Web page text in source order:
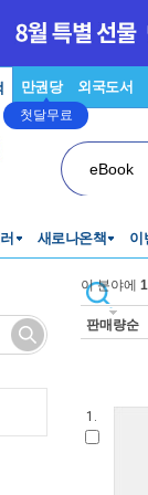
만권당
첫달무료
외국도서
eBook
새로나온책 이
이 분야에
판매량순
1.